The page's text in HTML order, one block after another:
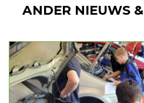
ANDER NIEUWS